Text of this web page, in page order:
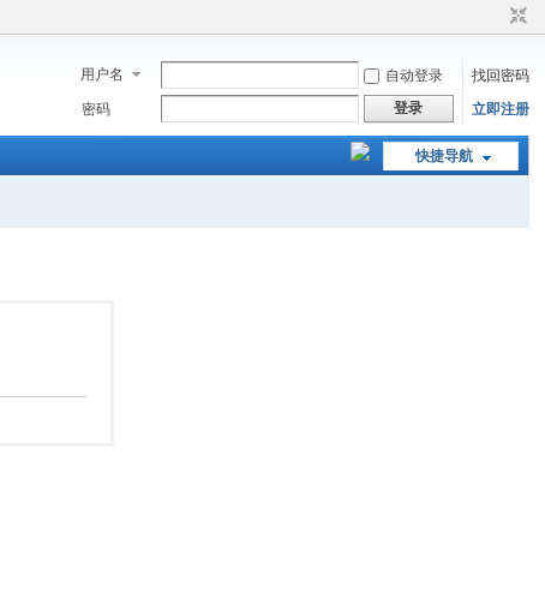
用户名 自动登录
找回密码
密码
登录 立即注册
快捷导航